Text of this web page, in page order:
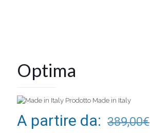
Optima
Prodotto Made in Italy
A partire da: 389,00€